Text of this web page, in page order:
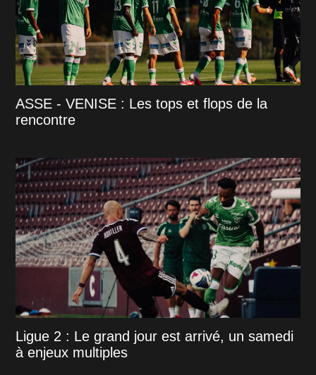
ASSE - VENISE : Les tops et flops de la
rencontre
Ligue 2 : Le grand jour est arrivé, un samedi
à enjeux multiples